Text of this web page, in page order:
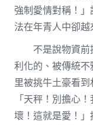
強制愛情對稱！
法在年青人中卻越
不是說物資
利化的、被傳統
里被挑牛土豪看
「天秤！別擔心
壞！這就是愛！